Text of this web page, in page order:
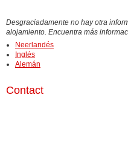
Desgraciadamente no hay otra
alojamiento. Encuentra más
Neerlandés
Inglés
Alemán
Contact